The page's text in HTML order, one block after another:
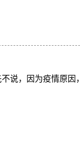
说，因为疫情原因